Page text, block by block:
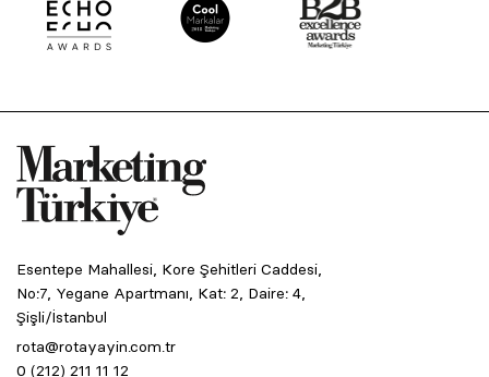
Esentepe Mahallesi, Kore Şehitleri Caddesi,
No:7, Yegane Apartmanı, Kat: 2, Daire: 4,
Şişli/İstanbul
rota@rotayayin.com.tr
0 (212) 211 11 12